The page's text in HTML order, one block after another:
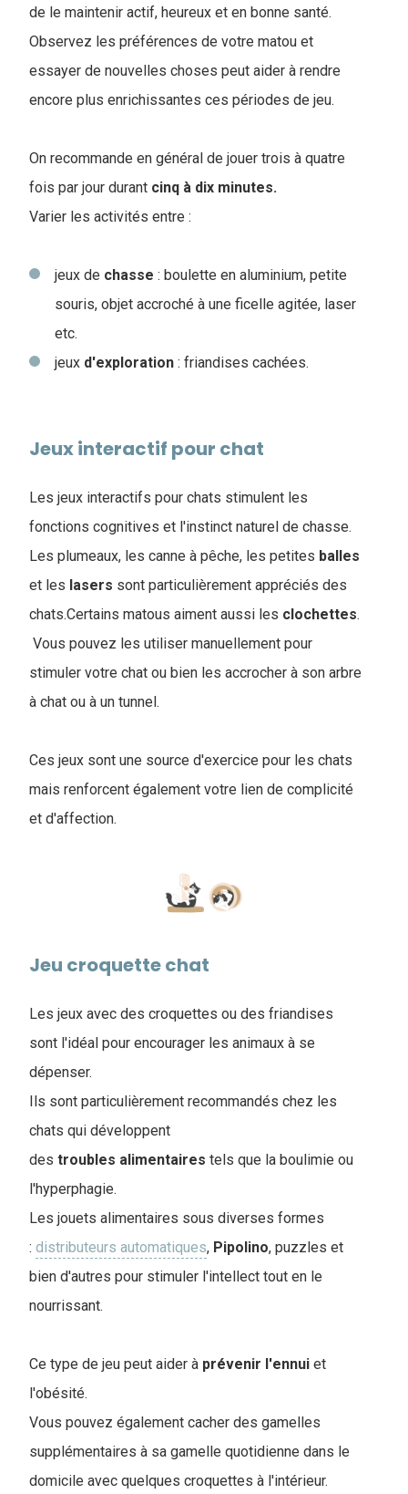
de le maintenir actif, heureux et en bonne santé.
Observez les préférences de votre matou et
essayer de nouvelles choses peut aider à rendre
encore plus enrichissantes ces périodes de jeu.
On recommande en général de jouer trois à quatre
fois par jour durant cinq à dix minutes.
Varier les activités entre :
jeux de chasse : boulette en aluminium, petite
souris, objet accroché à une ficelle agitée, laser
etc.
jeux d'exploration : friandises cachées.
Jeux interactif pour chat
Les jeux interactifs pour chats stimulent les
fonctions cognitives et l'instinct naturel de chasse.
Les plumeaux, les canne à pêche, les petites balles
et les lasers sont particulièrement appréciés des
chats.Certains matous aiment aussi les clochettes.
Vous pouvez les utiliser manuellement pour
stimuler votre chat ou bien les accrocher à son arbre
à chat ou à un tunnel.
Ces jeux sont une source d'exercice pour les chats
mais renforcent également votre lien de complicité
et d'affection.
Jeu croquette chat
Les jeux avec des croquettes ou des friandises
sont l'idéal pour encourager les animaux à se
dépenser.
Ils sont particulièrement recommandés chez les
chats qui développent
des troubles alimentaires tels que la boulimie ou
l'hyperphagie.
Les jouets alimentaires sous diverses formes
: distributeurs automatiques, Pipolino, puzzles et
bien d'autres pour stimuler l'intellect tout en le
nourrissant.
Ce type de jeu peut aider à prévenir l'ennui et
l'obésité.
Vous pouvez également cacher des gamelles
supplémentaires à sa gamelle quotidienne dans le
domicile avec quelques croquettes à l'intérieur.